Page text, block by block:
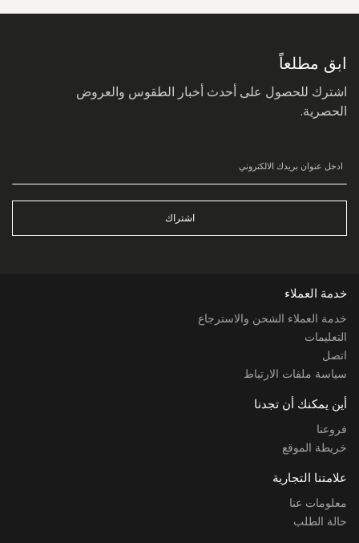
ابق مطلعاً
اشترك للحصول على أحدث أخبار الطقوس والعروض
الحصرية.
اشتراك
خدمة العملاء
خدمة العملاء الشحن والاسترجاع
التعليمات
اتصل
سياسة ملفات الارتباط
أين يمكنك أن تجدنا
فروعنا
خريطة الموقع
علامتنا التجارية
معلومات عنا
حالة الطلب